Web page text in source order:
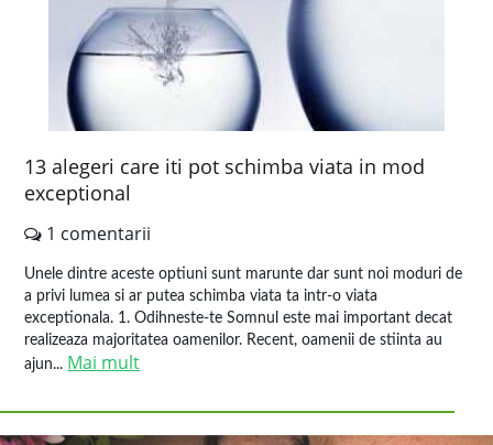
13 alegeri care iti pot schimba viata in mod
exceptional
1 comentarii
Unele dintre aceste optiuni sunt marunte dar sunt noi moduri de
a privi lumea si ar putea schimba viata ta intr-o viata
exceptionala. 1. Odihneste-te Somnul este mai important decat
realizeaza majoritatea oamenilor. Recent, oamenii de stiinta au
ajun... Mai mult